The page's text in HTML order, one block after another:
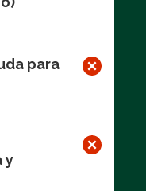
para
y